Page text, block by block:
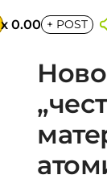
x 0.00 + POST